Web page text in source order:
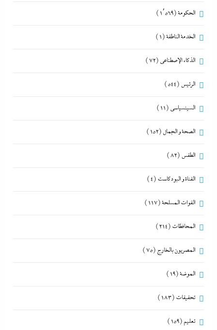
الحكومة(1٬569)
الخدمة الناطقة(1)
الذكاء الإصطناعي (72)
الرئيس (544)
السينسياسي (11)
الصحة و الجمال (152)
الطقس (82)
القناة و البودكاست (4)
القوات المسلحة(117)
المحافظات (214)
المصريون بالخارج (75)
الموضة(19)
تحقيقات (183)
تعليم (159)